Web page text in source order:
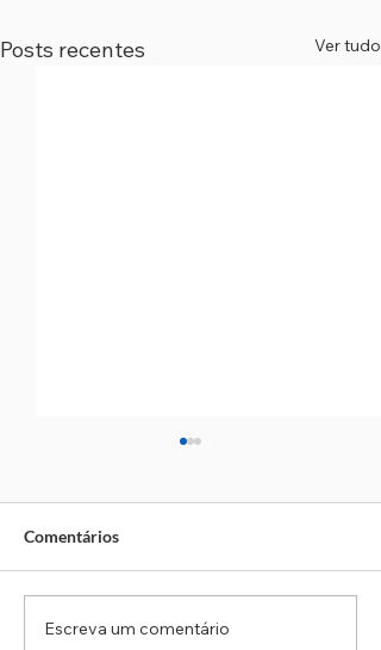
Posts recentes Ver tudo
Equipe de Romucam
Comentários
Escreva um comentário